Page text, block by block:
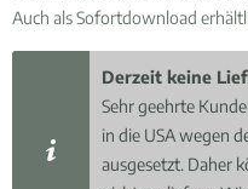
Auch als Sofortdownload
Derzeit keine
Sehr geehrte
in die USA wegen
ausgesetzt. Daher